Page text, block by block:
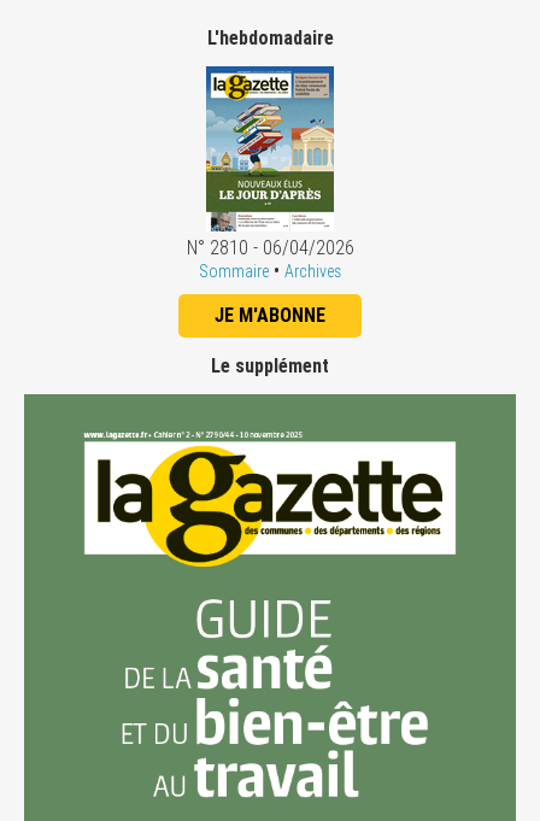
L'hebdomadaire
N° 2810 - 06/04/2026
Sommaire • Archives
JE M'ABONNE
Le supplément